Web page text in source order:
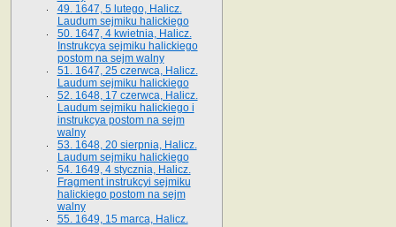
49. 1647, 5 lutego, Halicz.
Laudum sejmiku halickiego
50. 1647, 4 kwietnia, Halicz.
Instrukcya sejmiku halickiego
postom na sejm walny
51. 1647, 25 czerwca, Halicz.
Laudum sejmiku halickiego
52. 1648, 17 czerwca, Halicz.
Laudum sejmiku halickiego i
instrukcya postom na sejm
walny
53. 1648, 20 sierpnia, Halicz.
Laudum sejmiku halickiego
54. 1649, 4 stycznia, Halicz.
Fragment instrukcyi sejmiku
halickiego postom na sejm
walny
55. 1649, 15 marca, Halicz.